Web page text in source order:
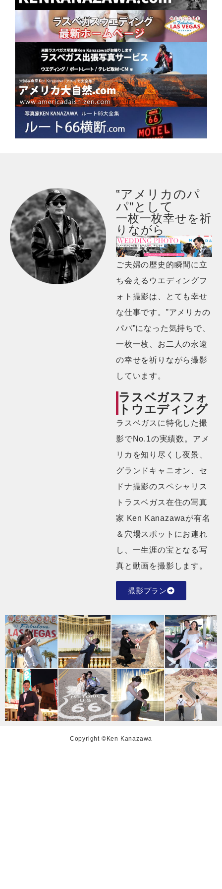
‟アメリカのパ
パ”として
一枚一枚幸せを祈
りながら
ご夫婦の歴史的瞬間に立
ち会えるウエディングフ
ォト撮影は、とても幸せ
な仕事です。‟アメリカの
パパ”になった気持ちで、
一枚一枚、お二人の永遠
の幸せを祈りながら撮影
しています。
ラスベガスフォ
トウエディング
ラスベガスに特化した撮
影でNo.1の実績数。アメ
リカを知り尽くし夜景、
グランドキャニオン、セ
ドナ撮影のスペシャリス
トラスベガス在住の写真
家 Ken Kanazawaが有名
＆穴場スポットにお連れ
し、一生涯の宝となる写
真と動画を撮影します。
撮影プラン
Copyright ©Ken Kanazawa